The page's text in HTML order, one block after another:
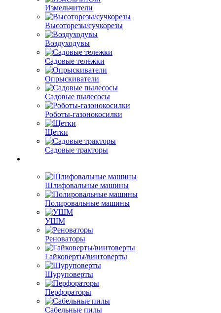
Измельчители
Высоторезы/сучкорезы
Воздуходувы
Садовые тележки
Опрыскиватели
Садовые пылесосы
Роботы-газонокосилки
Щетки
Садовые тракторы
Шлифовальные машины
Полировальные машины
УШМ
Реноваторы
Гайковерты/винтоверты
Шуруповерты
Перфораторы
Сабельные пилы